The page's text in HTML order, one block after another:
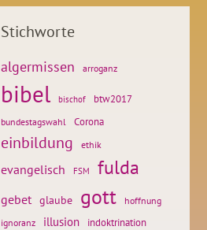
Stichworte
algermissen arroganz
bibel bischof btw2017
bundestagswahl Corona
einbildung ethik
evangelisch FSM fulda
gebet glaube gott
hoffnung
ignoranz
illusion indoktrination